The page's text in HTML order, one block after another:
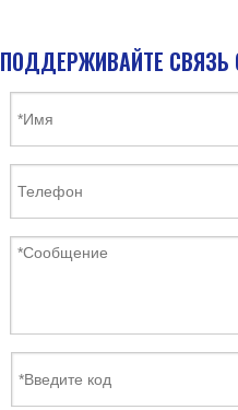
ПОДДЕРЖИВАЙТЕ СВЯЗЬ